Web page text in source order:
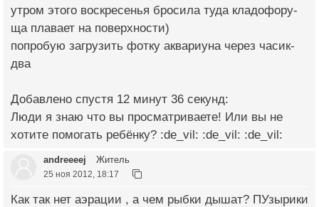
утром этого воскресенья бросила туда кладофору-
ща плавает на поверхности)
попробую загрузить фотку аквариуна через часик-
два
Добавлено спустя 12 минут 36 секунд:
Люди я знаю что вы просматриваете! Или вы не
хотите помогать ребёнку? :de_vil: :de_vil: :de_vil:
andreeeej Житель
25 ноя 2012, 18:17
Как так нет аэрации , а чем рыбки дышат? ПУзырики